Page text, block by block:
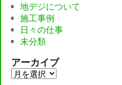
地デジについて
施工事例
日々の仕事
未分類
アーカイブ
ア